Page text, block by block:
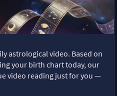
astrological video. Based on
your birth chart today, our
video reading just for you —